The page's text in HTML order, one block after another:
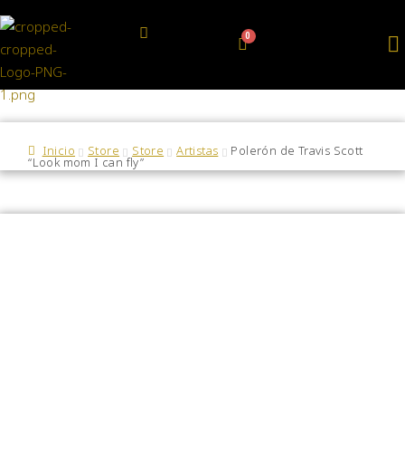
Inicio Store Store Artistas Polerón de Travis Scott
“Look mom I can fly”